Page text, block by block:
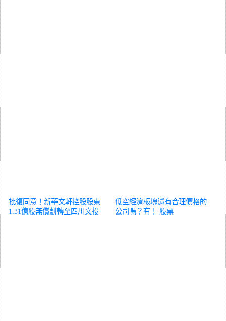
批復同意！新華文軒控股股東
1.31億股無償劃轉至四川文投
低空經濟板塊還有合理價格的
公司嗎？有！
股票